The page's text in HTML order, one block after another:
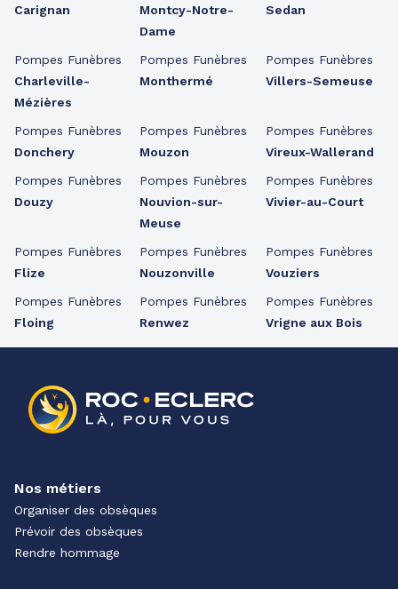
Carignan
Pompes Funèbres
Charleville-
Mézières
Pompes Funèbres
Donchery
Pompes Funèbres
Douzy
Pompes Funèbres
Flize
Pompes Funèbres
Floing
Montcy-Notre-
Dame
Pompes Funèbres
Monthermé
Pompes Funèbres
Mouzon
Pompes Funèbres
Nouvion-sur-
Meuse
Pompes Funèbres
Nouzonville
Pompes Funèbres
Renwez
Sedan
Pompes Funèbres
Villers-Semeuse
Pompes Funèbres
Vireux-Wallerand
Pompes Funèbres
Vivier-au-Court
Pompes Funèbres
Vouziers
Pompes Funèbres
Vrigne aux Bois
Nos métiers
Organiser des obsèques
Prévoir des obsèques
Rendre hommage